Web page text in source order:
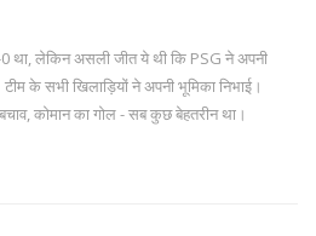
था, लेकिन असली जीत ये थी कि PSG ने अपनी
के सभी खिलाड़ियों ने अपनी भूमिका निभाई।
कोमान का गोल - सब कुछ बेहतरीन था।